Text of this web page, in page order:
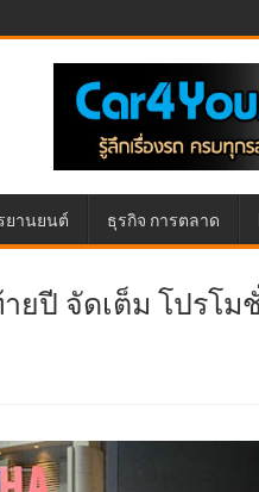
ยานยนต์ ธุรกิจ การตลาด
ายปี จัดเต็ม โปรโ